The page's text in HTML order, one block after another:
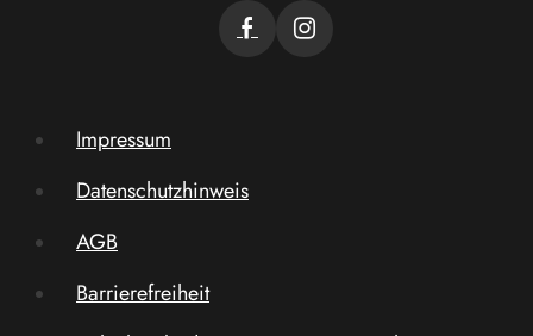
Impressum
Datenschutzhinweis
AGB
Barrierefreiheit